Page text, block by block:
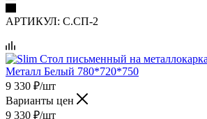
АРТИКУЛ: С.СП-2
9 330 ₽/шт
Варианты цен
9 330 ₽/шт